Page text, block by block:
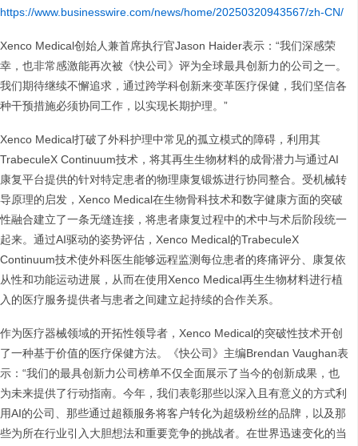
https://www.businesswire.com/news/home/20250320943567/zh-CN/
Xenco Medical创始人兼首席执行官Jason Haider表示：“我们深感荣
幸，也非常感激能再次被《快公司》评为全球最具创新力的公司之一。
我们期待继续不懈追求，通过跨学科创新来变革医疗保健，我们坚信各
种干预措施必须协同工作，以实现长期护理。”
Xenco Medical打破了外科护理中常见的孤立模式的障碍，利用其
TrabeculeX Continuum技术，将其再生生物材料的成骨潜力与通过AI
康复平台提供的针对特定患者的物理康复锻炼进行协同整合。受机械转
导原理的启发，Xenco Medical在生物骨科技术和数字健康方面的突破
性融合建立了一条无缝连接，将患者康复过程中的术中与术后阶段统一
起来。通过AI驱动的姿势评估，Xenco Medical的TrabeculeX
Continuum技术使外科医生能够远程监测每位患者的疼痛评分、康复依
从性和功能运动进展，从而在使用Xenco Medical再生生物材料进行植
入的医疗服务提供者与患者之间建立起持续的合作关系。
作为医疗器械领域的开拓性领导者，Xenco Medical的突破性技术开创
了一种基于价值的医疗保健方法。《快公司》主编Brendan Vaughan表
示：“我们的最具创新力公司榜单不仅全面展示了当今的创新成果，也
为未来提供了行动指南。今年，我们表彰那些以深入且有意义的方式利
用AI的公司、那些通过超额服务将客户转化为超级粉丝的品牌，以及那
些为所在行业引入大胆想法和重要竞争的挑战者。在世界迅速变化的当